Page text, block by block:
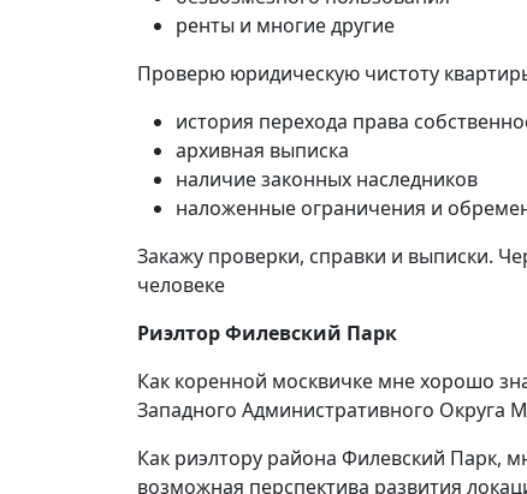
ренты и многие другие
Проверю юридическую чистоту
история перехода права
архивная выписка
наличие законных наследников
наложенные ограничения и
Закажу проверки, справки и выписки.
человеке
Риэлтор Филевский Парк
Как коренной москвичке мне хорошо
Западного Административного Округа
Как риэлтору района Филевский Парк,
возможная перспектива развития